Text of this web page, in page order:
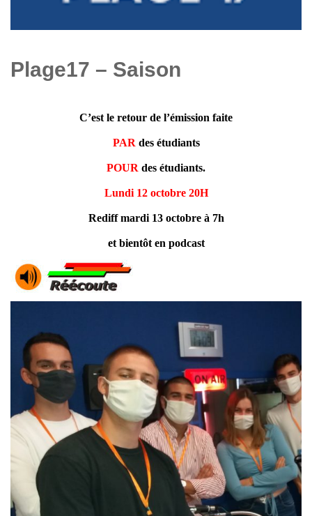
Plage17 – Saison
C’est le retour de l’émission faite
PAR des étudiants
POUR des étudiants.
Lundi 12 octobre 20H
Rediff mardi 13 octobre à 7h
et bientôt en podcast